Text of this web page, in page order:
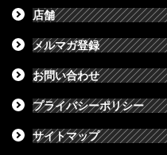
店舗
メルマガ登録
お問い合わせ
プライバシーポリシー
サイトマップ